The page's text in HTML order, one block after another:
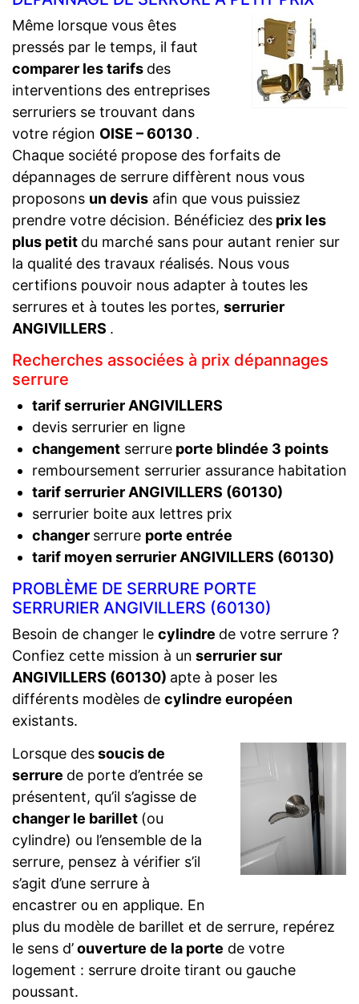
Même lorsque vous êtes
pressés par le temps, il faut
comparer les tarifs des
interventions des entreprises
serruriers se trouvant dans
votre région OISE – 60130 .
Chaque société propose des forfaits de
dépannages de serrure diffèrent nous vous
proposons un devis afin que vous puissiez
prendre votre décision. Bénéficiez des prix les
plus petit du marché sans pour autant renier sur
la qualité des travaux réalisés. Nous vous
certifions pouvoir nous adapter à toutes les
serrures et à toutes les portes, serrurier
ANGIVILLERS .
Recherches associées à prix dépannages
serrure
tarif serrurier ANGIVILLERS
devis serrurier en ligne
changementserrureporte blindée 3 points
remboursement serrurier assurance habitation
tarif serrurier ANGIVILLERS (60130)
serrurier boite aux lettres prix
changer serrure porte entrée
tarif moyen serrurier ANGIVILLERS (60130)
PROBLÈME DE SERRURE PORTE
SERRURIER ANGIVILLERS (60130)
Besoin de changer le cylindre de votre serrure ?
Confiez cette mission à un serrurier sur
ANGIVILLERS (60130) apte à poser les
différents modèles de cylindre européen
existants.
Lorsque dessoucis de
serrure de porte d’entrée se
présentent, qu’il s’agisse de
changer le barillet (ou
cylindre) ou l’ensemble de la
serrure, pensez à vérifier s’il
s’agit d’une serrure à
encastrer ou en applique. En
plus du modèle de barillet et de serrure, repérez
le sens d’ouverture de la porte de votre
logement : serrure droite tirant ou gauche
poussant.